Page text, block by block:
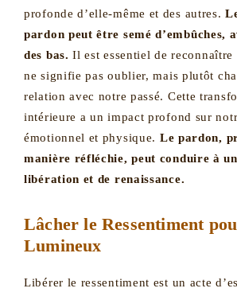
profonde d’elle-même et des autres.
pardon peut être semé d’embûches,
des bas. Il est essentiel de reconnaître
ne signifie pas oublier, mais plutôt
relation avec notre passé. Cette
intérieure a un impact profond sur
émotionnel et physique. Le pardon,
manière réfléchie, peut conduire à
libération et de renaissance.
Lâcher le Ressentiment
Lumineux
Libérer le ressentiment est un acte